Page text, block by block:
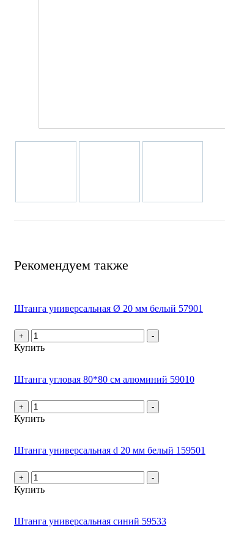
Рекомендуем также
Штанга универсальная Ø 20 мм белый 57901
+ -
Купить
Штанга угловая 80*80 см алюминий 59010
+ -
Купить
Штанга универсальная d 20 мм белый 159501
+ -
Купить
Штанга универсальная синий 59533